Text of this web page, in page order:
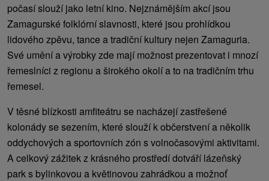
počasí slouží jako letní kino. Nejznámějším akcí jsou
Zamagurské folklórní slavnosti, které jsou prohlídkou
lidového zpěvu, tance a tradiční kultury nejen Zamaguria.
Své umění a výrobky zde mají možnost prezentovat i mnozí
řemeslníci z regionu a širokého okolí a to na tradičním trhu
řemesel.
V těsné blízkosti amfiteátru se nacházejí zastřešené
kolonády se sezením, které slouží k občerstvení a několik
oddychových a sportovních zón s volnočasovými aktivitami.
A celkový zážitek z krásného prostředí dotváří lázeňský
park s bylinkovou a květinovou zahrádkou a možnoť